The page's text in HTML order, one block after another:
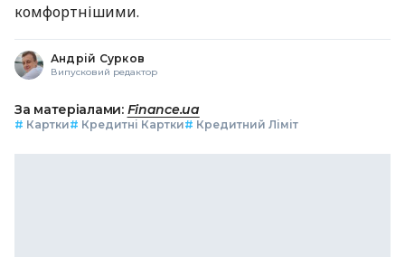
комфортнішими.
Андрій Сурков
Випусковий редактор
За матеріалами: Finance.ua
# Картки# Кредитні Картки# Кредитний Ліміт